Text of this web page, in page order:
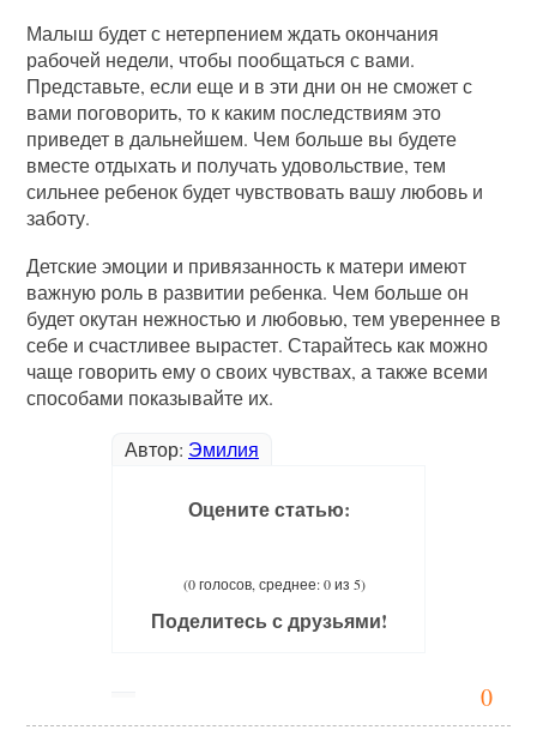
0
Малыш будет с нетерпением ждать окончания
рабочей недели, чтобы пообщаться с вами.
Представьте, если еще и в эти дни он не сможет с
вами поговорить, то к каким последствиям это
приведет в дальнейшем. Чем больше вы будете
вместе отдыхать и получать удовольствие, тем
сильнее ребенок будет чувствовать вашу любовь и
заботу.
Детские эмоции и привязанность к матери имеют
важную роль в развитии ребенка. Чем больше он
будет окутан нежностью и любовью, тем увереннее в
себе и счастливее вырастет. Старайтесь как можно
чаще говорить ему о своих чувствах, а также всеми
способами показывайте их.
Автор: Эмилия
Оцените статью:
(0 голосов, среднее: 0 из 5)
Поделитесь с друзьями!